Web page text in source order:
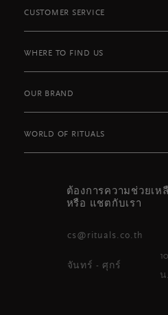
CUSTOMER SERVICE
WHERE TO FIND US
OUR BRAND
WORLD OF RITUALS
ต้องการความช่วยเห
หรือ แชตกับเรา
cs@rituals.co.th
จันทร์ - ศุกร์
น.